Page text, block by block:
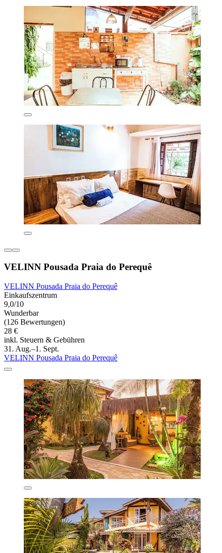
VELINN Pousada Praia do Perequê
VELINN Pousada Praia do Perequê
Einkaufszentrum
9,0/10
Wunderbar
(126 Bewertungen)
28 €
inkl. Steuern & Gebühren
31. Aug.–1. Sept.
VELINN Pousada Praia do Perequê